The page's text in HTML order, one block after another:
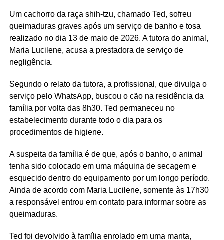
Um cachorro da raça shih-tzu, chamado Ted, sofreu
queimaduras graves após um serviço de banho e tosa
realizado no dia 13 de maio de 2026. A tutora do animal,
Maria Lucilene, acusa a prestadora de serviço de
negligência.
Segundo o relato da tutora, a profissional, que divulga o
serviço pelo WhatsApp, buscou o cão na residência da
família por volta das 8h30. Ted permaneceu no
estabelecimento durante todo o dia para os
procedimentos de higiene.
A suspeita da família é de que, após o banho, o animal
tenha sido colocado em uma máquina de secagem e
esquecido dentro do equipamento por um longo período.
Ainda de acordo com Maria Lucilene, somente às 17h30
a responsável entrou em contato para informar sobre as
queimaduras.
Ted foi devolvido à família enrolado em uma manta,